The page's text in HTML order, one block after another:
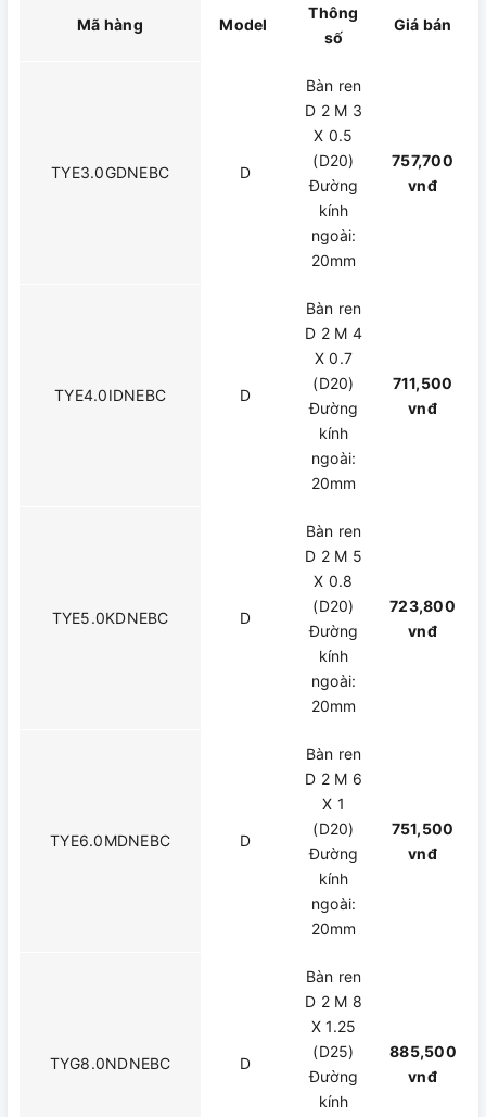
Mã hàng Model
Thông
số
Giá bán
TYE3.0GDNEBC D
Bàn ren
D 2 M 3
X 0.5
(D20)
Đường
kính
ngoài:
20mm
757,700
vnđ
TYE4.0IDNEBC D
Bàn ren
D 2 M 4
X 0.7
(D20)
Đường
kính
ngoài:
20mm
711,500
vnđ
TYE5.0KDNEBC D
Bàn ren
D 2 M 5
X 0.8
(D20)
Đường
kính
ngoài:
20mm
723,800
vnđ
TYE6.0MDNEBC D
Bàn ren
D 2 M 6
X 1
(D20)
Đường
kính
ngoài:
20mm
751,500
vnđ
TYG8.0NDNEBC D
Bàn ren
D 2 M 8
X 1.25
(D25)
Đường
kính
885,500
vnđ